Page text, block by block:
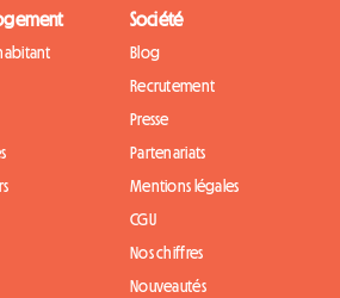
Société
Blog
Recrutement
Presse
Partenariats
Mentions légales
CGU
Nos chiffres
Nouveautés